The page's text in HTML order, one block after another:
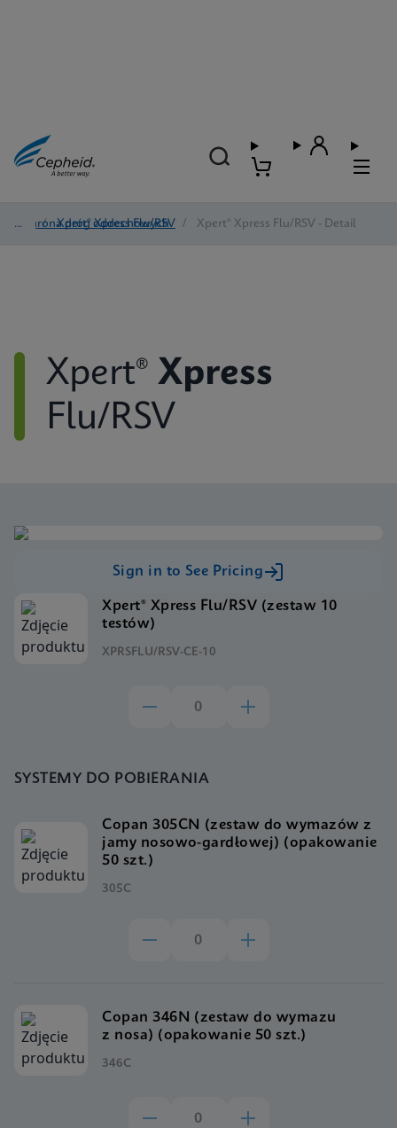
Ochrona dróg oddechowych
/ Xpert® Xpress Flu/RSV / Xpert® Xpress Flu/RSV - Detail
Xpert® Xpress
Flu/RSV
Sign in to See Pricing
Xpert® Xpress Flu/RSV (zestaw 10
testów)
XPRSFLU/RSV-CE-10
SYSTEMY DO POBIERANIA
Copan 305CN (zestaw do wymazów z
jamy nosowo-gardłowej) (opakowanie
50 szt.)
305C
Copan 346N (zestaw do wymazu
z nosa) (opakowanie 50 szt.)
346C